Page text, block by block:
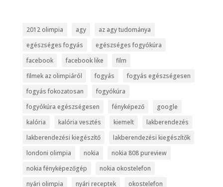
2012 olimpia agy
az agy tudománya
egészséges fogyás
egészséges fogyókúra
facebook
facebook like
film
filmek az olimpiáról
fogyás
fogyás egészségesen
fogyás fokozatosan
fogyókúra
fogyókúra egészségesen
fényképező
google
kalória
kalória vesztés kiemelt
lakberendezés
lakberendezési kiegészítő
lakberendezési kiegészítők
londoni olimpia
nokia
nokia 808 pureview
nokia fényképezőgép
nokia okostelefon
nyári olimpia
nyári receptek
okostelefon